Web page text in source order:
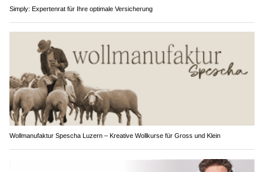
Simply: Expertenrat für Ihre optimale Versicherung
Wollmanufaktur Spescha Luzern – Kreative Wollkurse für Gross und Klein